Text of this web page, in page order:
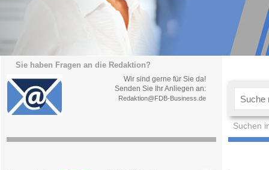
Sie haben Fragen an die Redaktion?
Wir sind gerne für Sie da!
Senden Sie Ihr Anliegen an:
Redaktion@FDB-Business.de
Suchen